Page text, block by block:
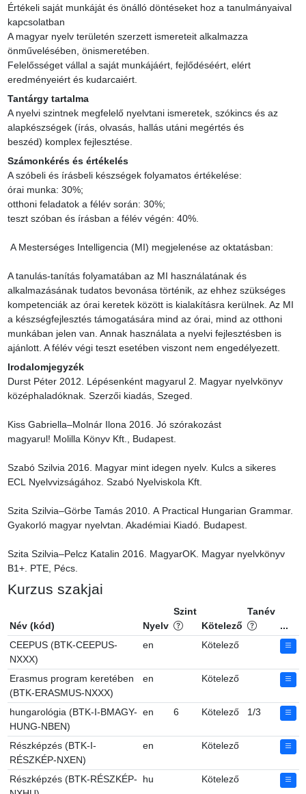
Értékeli saját munkáját és önálló döntéseket hoz a tanulmányaival
kapcsolatban
A magyar nyelv területén szerzett ismereteit alkalmazza
önművelésében, önismeretében.
Felelősséget vállal a saját munkájáért, fejlődéséért, elért
eredményeiért és kudarcaiért.
Tantárgy tartalma
A nyelvi szintnek megfelelő nyelvtani ismeretek, szókincs és az
alapkészségek (írás, olvasás, hallás utáni megértés és
beszéd) komplex fejlesztése.
Számonkérés és értékelés
A szóbeli és írásbeli készségek folyamatos értékelése:
órai munka: 30%;
otthoni feladatok a félév során: 30%;
teszt szóban és írásban a félév végén: 40%.
A Mesterséges Intelligencia (MI) megjelenése az oktatásban:
A tanulás-tanítás folyamatában az MI használatának és
alkalmazásának tudatos bevonása történik, az ehhez szükséges
kompetenciák az órai keretek között is kialakításra kerülnek. Az MI
a készségfejlesztés támogatására mind az órai, mind az otthoni
munkában jelen van. Annak használata a nyelvi fejlesztésben is
ajánlott. A félév végi teszt esetében viszont nem engedélyezett.
Irodalomjegyzék
Durst Péter 2012. Lépésenként magyarul 2. Magyar nyelvkönyv
középhaladóknak. Szerzői kiadás, Szeged.
Kiss Gabriella–Molnár Ilona 2016. Jó szórakozást
magyarul! Molilla Könyv Kft., Budapest.
Szabó Szilvia 2016. Magyar mint idegen nyelv. Kulcs a sikeres
ECL Nyelvvizságához. Szabó Nyelviskola Kft.
Szita Szilvia–Görbe Tamás 2010. A Practical Hungarian Grammar.
Gyakorló magyar nyelvtan. Akadémiai Kiadó. Budapest.
Szita Szilvia–Pelcz Katalin 2016. MagyarOK. Magyar nyelvkönyv
B1+. PTE, Pécs.
Kurzus szakjai
Név (kód) Nyelv
Szint
Kötelező
Tanév
...
CEEPUS (BTK-CEEPUS-
NXXX)
en Kötelező
Erasmus program keretében
(BTK-ERASMUS-NXXX)
en Kötelező
hungarológia (BTK-I-BMAGY-
HUNG-NBEN)
en 6 Kötelező 1/3
Részképzés (BTK-I-
RÉSZKÉP-NXEN)
en Kötelező
Részképzés (BTK-RÉSZKÉP-
hu Kötelező